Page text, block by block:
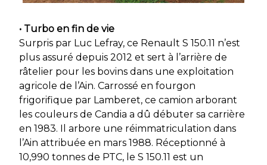
• Turbo en fin de vie
Surpris par Luc Lefray, ce Renault S 150.11 n’est
plus assuré depuis 2012 et sert à l’arrière de
râtelier pour les bovins dans une exploitation
agricole de l’Ain. Carrossé en fourgon
frigorifique par Lamberet, ce camion arborant
les couleurs de Candia a dû débuter sa carrière
en 1983. Il arbore une réimmatriculation dans
l’Ain attribuée en mars 1988. Réceptionné à
10,990 tonnes de PTC, le S 150.11 est un